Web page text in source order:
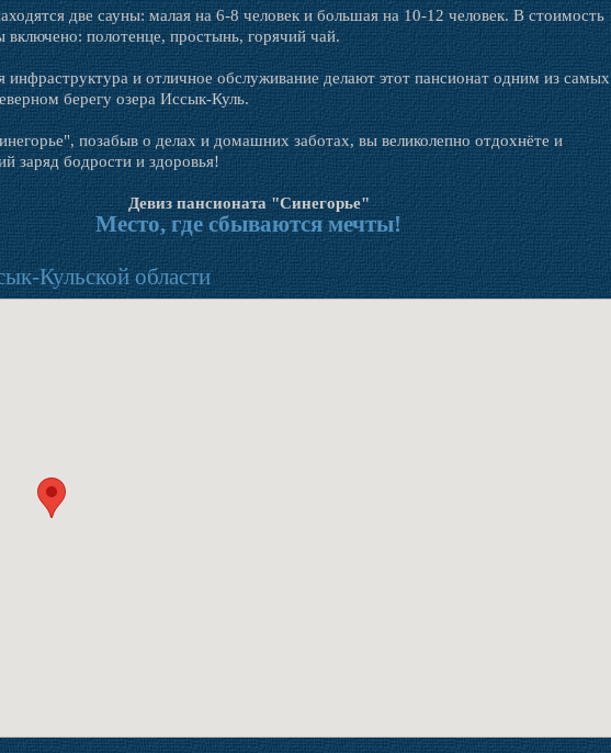
две сауны: малая на 6-8 человек и большая на 10-12 человек. В стоимость
включено: полотенце, простынь, горячий чай.
инфраструктура и отличное обслуживание делают этот пансионат одним из самых
берегу озера Иссык-Куль.
позабыв о делах и домашних заботах, вы великолепно отдохнёте и
заряд бодрости и здоровья!
Девиз пансионата "Синегорье"
Место, где сбываются мечты!
Кульской области